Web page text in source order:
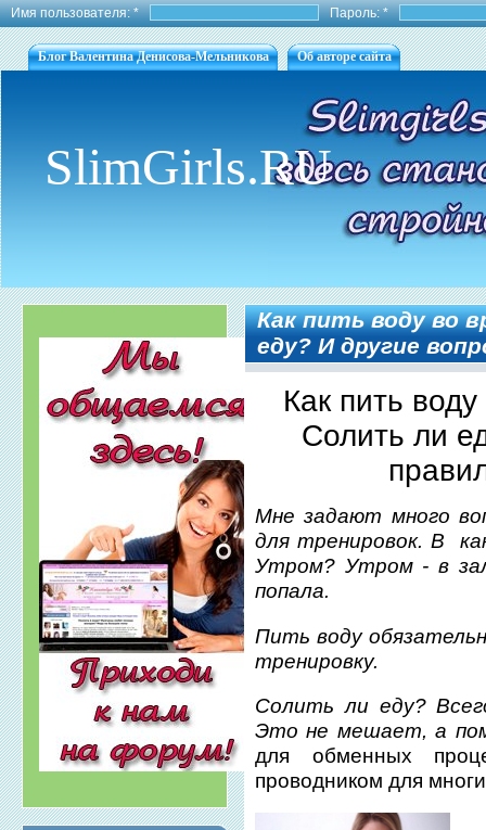
Имя пользователя:* Пароль:*
Блог Валентина Денисова-Мельникова Об авторе сайта
SlimGirls.RU
Как пить воду во
еду? И другие
Как пить
Солить ли
Мне задают много
для тренировок. В
Утром? Утром - в
попала.
Пить воду
тренировку.
Солить ли еду?
Это не мешает, а
для обменных
проводником для